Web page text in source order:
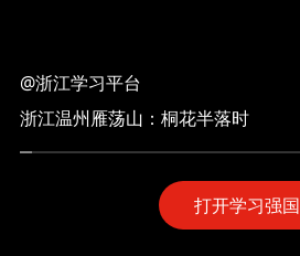
打开学习强国
@浙江学习平台
浙江温州雁荡山：桐花半落时